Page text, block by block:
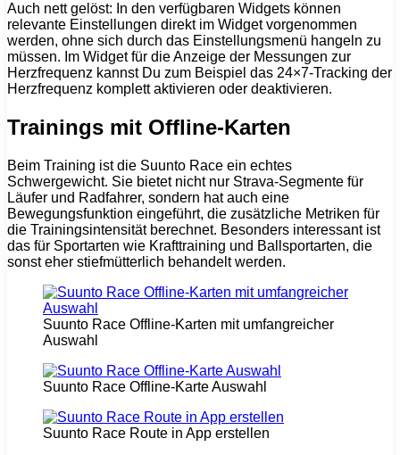
Auch nett gelöst: In den verfügbaren Widgets können
relevante Einstellungen direkt im Widget vorgenommen
werden, ohne sich durch das Einstellungsmenü hangeln zu
müssen. Im Widget für die Anzeige der Messungen zur
Herzfrequenz kannst Du zum Beispiel das 24×7-Tracking der
Herzfrequenz komplett aktivieren oder deaktivieren.
Trainings mit Offline-Karten
Beim Training ist die Suunto Race ein echtes
Schwergewicht. Sie bietet nicht nur Strava-Segmente für
Läufer und Radfahrer, sondern hat auch eine
Bewegungsfunktion eingeführt, die zusätzliche Metriken für
die Trainingsintensität berechnet. Besonders interessant ist
das für Sportarten wie Krafttraining und Ballsportarten, die
sonst eher stiefmütterlich behandelt werden.
Suunto Race Offline-Karten mit umfangreicher
Auswahl
Suunto Race Offline-Karte Auswahl
Suunto Race Route in App erstellen